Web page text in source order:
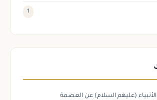
1
الأنبياء (عليهم السلام) عن العصمة